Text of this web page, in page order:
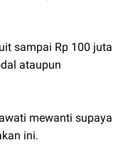
sampai Rp 100 juta
ataupun
mewanti supaya
ini.